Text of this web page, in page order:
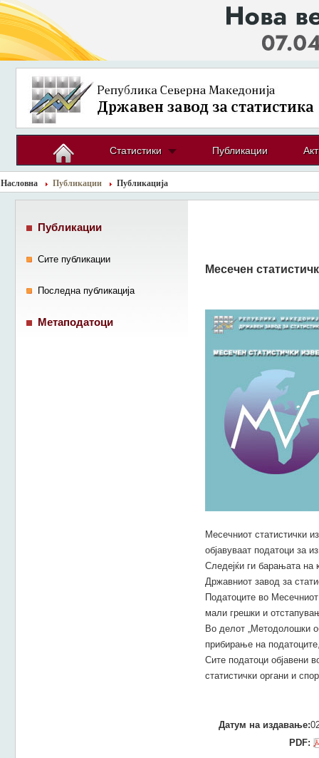
Статистики Публикации
Насловна Публикации Публикација
Месечен
Месечниот статистички
објавуваат податоци за
Следејќи ги барањата на
Државниот завод за
Податоците во
мали грешки и
Во делот „Методолошки
прибирање на
Сите податоци објавени
статистички органи и
Датум на издавање:
PDF:
Публикации
Сите публикации
Последна публикација
Метаподатоци